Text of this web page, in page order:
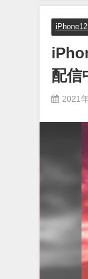
配信
2021